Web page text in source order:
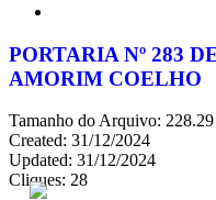
PORTARIA Nº 283
AMORIM COELHO
Tamanho do Arquivo:
Created: 31/12/2024
Updated: 31/12/2024
Cliques: 28